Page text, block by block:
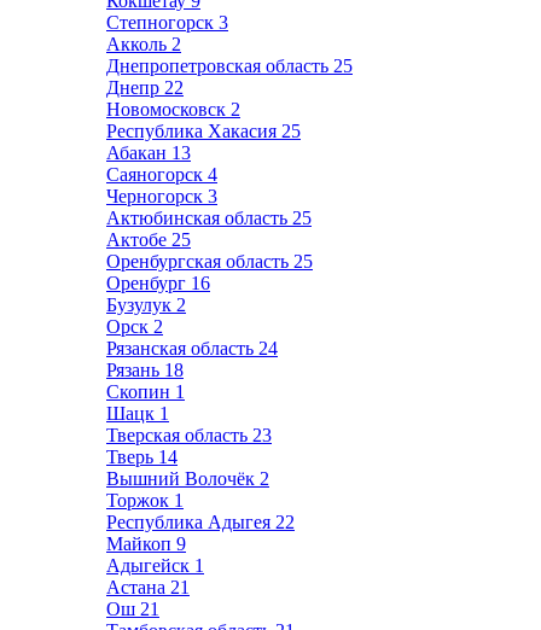
Степногорск 3
Акколь 2
Днепропетровская область 25
Днепр 22
Новомосковск 2
Республика Хакасия 25
Абакан 13
Саяногорск 4
Черногорск 3
Актюбинская область 25
Актобе 25
Оренбургская область 25
Оренбург 16
Бузулук 2
Орск 2
Рязанская область 24
Рязань 18
Скопин 1
Шацк 1
Тверская область 23
Тверь 14
Вышний Волочёк 2
Торжок 1
Республика Адыгея 22
Майкоп 9
Адыгейск 1
Астана 21
Ош 21